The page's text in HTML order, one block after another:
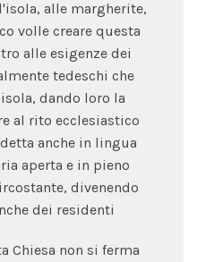
alle margherite,
volle creare questa
alle esigenze dei
tedeschi che
dando loro la
al rito ecclesiastico
anche in lingua
aperta e in pieno
divenendo
dei residenti
Chiesa non si ferma